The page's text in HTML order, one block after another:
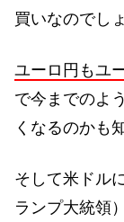
買いなのでし
ユーロ円もユ
で今までのよ
くなるのかも
そして米ドル
ランプ大統領